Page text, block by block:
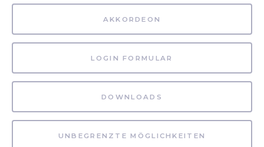
AKKORDEON
LOGIN FORMULAR
DOWNLOADS
UNBEGRENZTE MÖGLICHKEITEN